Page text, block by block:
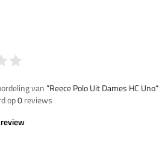
van”Reece Polo Uit Dames HC Uno“
op0reviews